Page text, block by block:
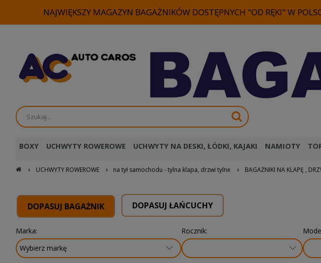
NAJWIĘKSZY MAGAZYN BAGAŻNIKÓW DOSTĘPNYCH "OD RĘKI" W
BOXY UCHWYTY ROWEROWE UCHWYTY NA DESKI, ŁÓDKI, KAJAKI NAMIOTY
› UCHWYTY ROWEROWE › na tył samochodu - tylna klapa, drzwi tylne › BAGAŻNIKI NA KLAPĘ ,
DOPASUJ BAGAŻNIK DOPASUJ ŁAŃCUCHY
Marka: Rocznik: